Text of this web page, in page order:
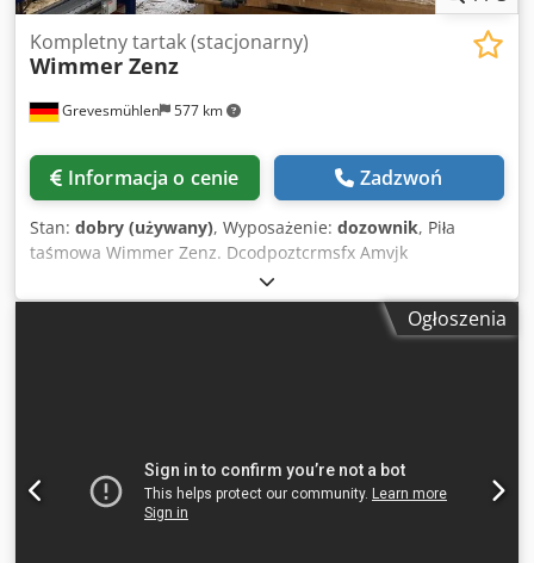
Grevesmühlen 577 km
Kompletny tartak (stacjonarny)
Wimmer Zenz
Informacja o cenie Zadzwoń
Stan: dobry (używany), Wyposażenie: dozownik, Piła
taśmowa Wimmer Zenz. Dcodpoztcrmsfx Amvjk
Ogłoszenia